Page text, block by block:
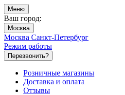
Меню
Ваш город:
Москва
Москва Санкт-Петербург
Режим работы
Перезвонить?
Розничные магазины
Доставка и оплата
Отзывы